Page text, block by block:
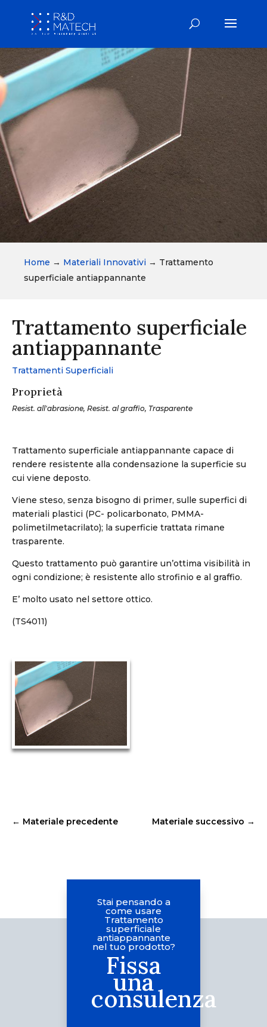
Home → Materiali Innovativi → Trattamento
superficiale antiappannante
Trattamento superficiale
antiappannante
Trattamenti Superficiali
Proprietà
Resist. all'abrasione, Resist. al graffio, Trasparente
Trattamento superficiale antiappannante capace di
rendere resistente alla condensazione la superficie su
cui viene deposto.
Viene steso, senza bisogno di primer, sulle superfici di
materiali plastici (PC- policarbonato, PMMA-
polimetilmetacrilato); la superficie trattata rimane
trasparente.
Questo trattamento può garantire un’ottima visibilità in
ogni condizione; è resistente allo strofinio e al graffio.
E’ molto usato nel settore ottico.
(TS4011)
← Materiale precedente Materiale successivo →
Stai pensando a
come usare
Trattamento
superficiale
antiappannante
nel tuo prodotto?
Fissa
una
consulenza